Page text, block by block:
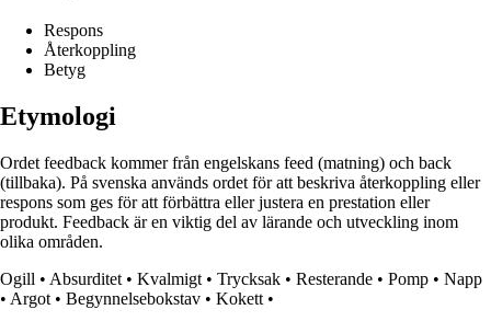
Respons
Återkoppling
Betyg
Etymologi
Ordet feedback kommer från engelskans feed (matning) och back
(tillbaka). På svenska används ordet för att beskriva återkoppling eller
respons som ges för att förbättra eller justera en prestation eller
produkt. Feedback är en viktig del av lärande och utveckling inom
olika områden.
Ogill • Absurditet • Kvalmigt • Trycksak • Resterande • Pomp • Napp
• Argot • Begynnelsebokstav • Kokett •